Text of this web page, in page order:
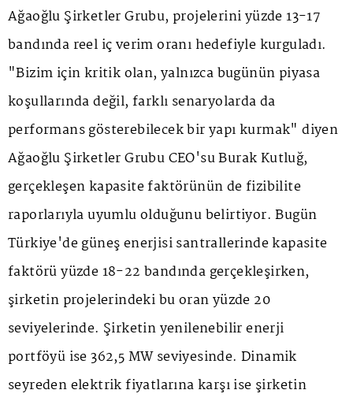
Ağaoğlu Şirketler Grubu, projelerini yüzde 13-17
bandında reel iç verim oranı hedefiyle kurguladı.
"Bizim için kritik olan, yalnızca bugünün piyasa
koşullarında değil, farklı senaryolarda da
performans gösterebilecek bir yapı kurmak" diyen
Ağaoğlu Şirketler Grubu CEO'su Burak Kutluğ,
gerçekleşen kapasite faktörünün de fizibilite
raporlarıyla uyumlu olduğunu belirtiyor. Bugün
Türkiye'de güneş enerjisi santrallerinde kapasite
faktörü yüzde 18-22 bandında gerçekleşirken,
şirketin projelerindeki bu oran yüzde 20
seviyelerinde. Şirketin yenilenebilir enerji
portföyü ise 362,5 MW seviyesinde. Dinamik
seyreden elektrik fiyatlarına karşı ise şirketin